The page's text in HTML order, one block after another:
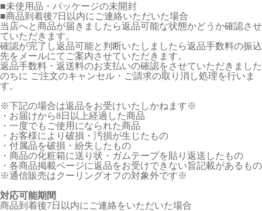
■未使用品・パッケージの未開封
■商品到着後7日以内にご連絡いただいた場合
当店へと商品が届きましたら返品可能な状態かどうか確認させ
ていただきます。
確認が完了し返品可能と判断いたしましたら返品手数料の振込
先をメールにてご案内させていただきます。
返品手数料・返送料のお支払いの確認をさせていただきました
のちに ご注文のキャンセル・ご請求の取り消し処理を行いま
す。
※下記の場合は返品をお受けいたしかねます※
・お届けから8日以上経過した商品
・一度でもご使用になられた商品
・お客様により破損・汚損が生じたもの
・付属品を破損・紛失したもの
・商品の化粧箱に送り状・ガムテープを貼り返送したもの
・各商品掲載ページに返品をお受けできない旨記載があるもの
※通信販売はクーリングオフの対象外です※
対応可能期間
商品到着後7日以内にご連絡をいただいた場合